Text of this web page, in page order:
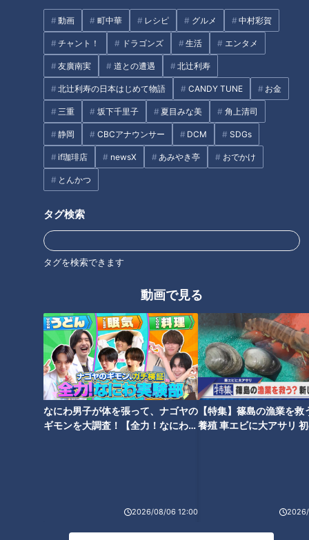
動画 町中華 レシピ グルメ 中村彩賀
チャント！ ドラゴンズ 生活 エンタメ
友廣南実 道との遭遇 北辻利寿
北辻利寿の日本はじめて物語 CANDY TUNE お金
三重 坂下千里子 夏目みな美 角上清司
静岡 CBCアナウンサー DCM SDGs
if珈琲店 newsX あみやき亭 おでかけ
とんかつ
タグ検索
タグを検索できます
動画で見る
なにわ男子が体を張って、ナゴヤの
ギモンを大調査！【全力！なにわ実
2026/08/06 12:00
【特集】篠島の漁業を救
養殖 車エビに大アサリ
タグ
ドキュメンタリー WEB限定
オススメ関連コンテンツ
令和に“渡し船”に乗る理由…引
退、そして廃止へ「なくなる前
に」「冥土のみやげ」
ちが集まり「百貨店」と呼ばれ
た地域の台所
「クズ男と縁を切りたい」良縁
求める女性たち…悪縁立ち切
る“縁切り寺”に密着
「遺体の体液で腐食が…」孤独
死の部屋を片付ける“特殊清掃”…
超高齢社会の現実